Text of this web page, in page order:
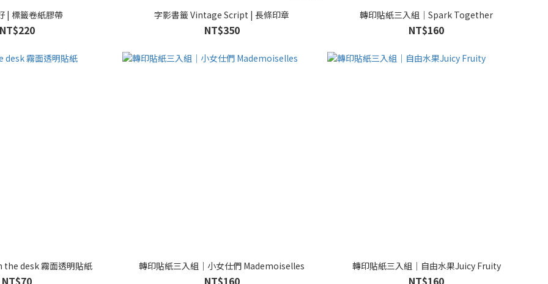
| 標籤卷紙膠帶
字影書籤 Vintage Script | 長條印章
NT$350
轉印貼紙三入組｜Spark Together
NT$160
the desk 霧面透明貼紙
NT$70
轉印貼紙三入組｜小女仕們 Mademoiselles
NT$160
轉印貼紙三入組｜自由水果Juicy Fruity
NT$160